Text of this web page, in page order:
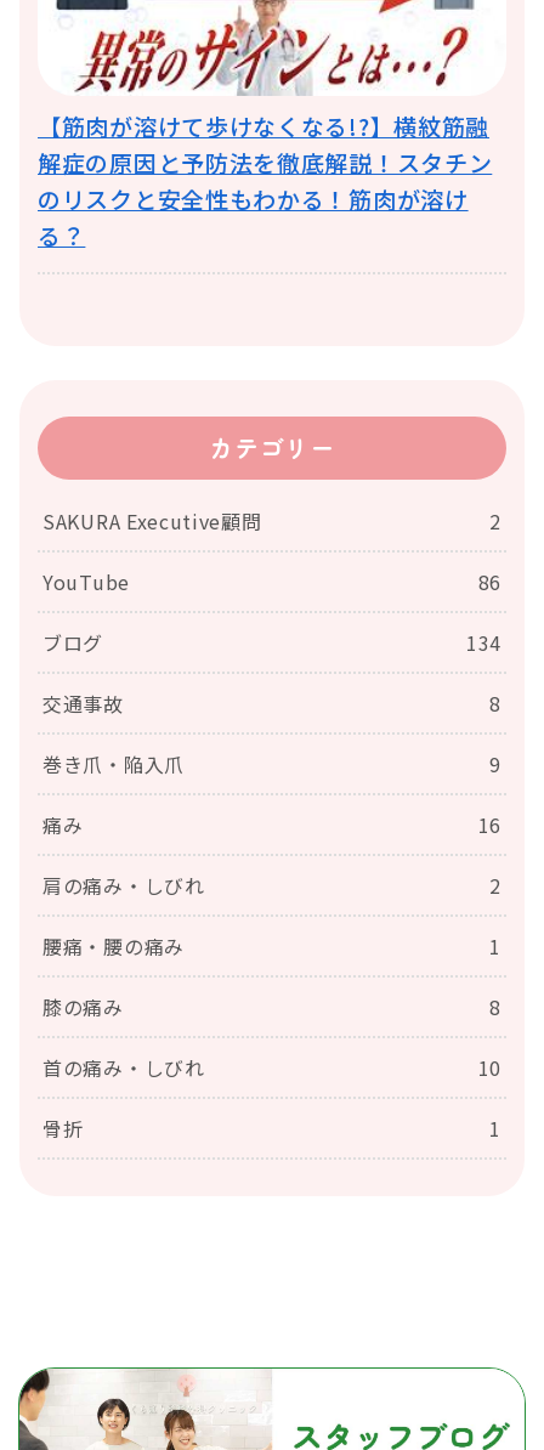
【筋肉が溶けて歩けなくなる!?】横紋筋融
解症の原因と予防法を徹底解説！スタチン
のリスクと安全性もわかる！筋肉が溶け
る？
カテゴリー
SAKURA Executive顧問 2
YouTube 86
ブログ 134
交通事故 8
巻き爪・陥入爪 9
痛み 16
肩の痛み・しびれ 2
腰痛・腰の痛み 1
膝の痛み 8
首の痛み・しびれ 10
骨折 1